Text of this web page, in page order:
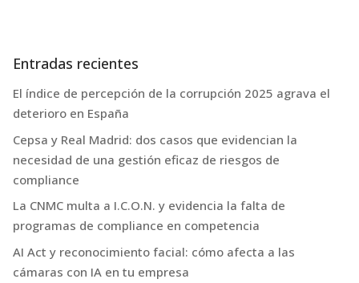
Entradas recientes
El índice de percepción de la corrupción 2025 agrava el
deterioro en España
Cepsa y Real Madrid: dos casos que evidencian la
necesidad de una gestión eficaz de riesgos de
compliance
La CNMC multa a I.C.O.N. y evidencia la falta de
programas de compliance en competencia
AI Act y reconocimiento facial: cómo afecta a las
cámaras con IA en tu empresa